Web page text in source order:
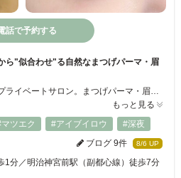
話で予約する
ら"似合わせ"る自然なまつげパーマ・眉
表参道駅徒歩1分・完全個室のプライベートサロン。まつげパーマ・眉毛（アイブロウWAX）・まつげエクステを、骨格や筋肉の動きを見て"やりすぎない自然な似合わせ"でご提案します。施術歴10年・通算16,500名以上を担当してきた代表が、カウンセリングから仕上げまでマンツーマンで担当。年中無休・22時まで営業でお仕事帰りにも通いやすく、初めての方・メンズ・カップルでのご来店も歓迎です。
もっと見る
ツエク #アイブイロウ
#深夜
ブログ 9件
8/6 UP
1分／明治神宮前駅（副都心線）徒歩7分